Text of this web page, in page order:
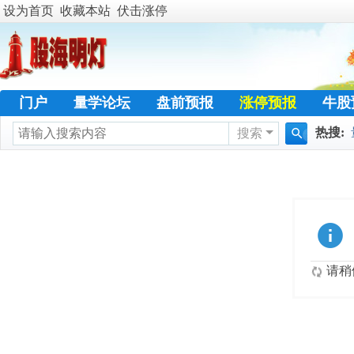
设为首页 收藏本站 伏击涨停
门户 量学论坛 盘前预报 涨停预报 牛股
学员天地
名人传奇 特训专栏 日志 热
搜索 热搜:
请稍